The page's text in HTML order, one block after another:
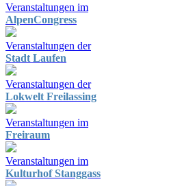
Veranstaltungen im
AlpenCongress
Veranstaltungen der
Stadt Laufen
Veranstaltungen der
Lokwelt Freilassing
Veranstaltungen im
Freiraum
Veranstaltungen im
Kulturhof Stanggass